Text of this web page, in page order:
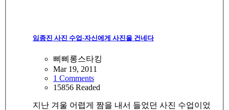
임종진 사진 수업-자신에게 사진을 건네다
삐삐롱스타킹
Mar 19, 2011
1 Comments
15856 Readed
지난 겨울 어렵게 짬을 내서 들었던 사진 수업이었